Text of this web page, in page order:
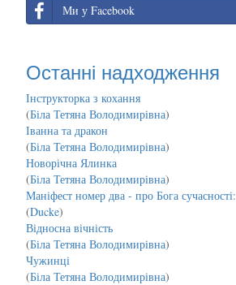
Ми у Facebook
Останні надходження
Інструкторка з кохання
(Біла Тетяна Володимирівна)
Іванна та дракон
(Біла Тетяна Володимирівна)
Новорічна Ялинка
(Біла Тетяна Володимирівна)
Маніфест номер два - про Бога сучасності:
(Ducke)
Відносна вічність
(Біла Тетяна Володимирівна)
Чужинці
(Біла Тетяна Володимирівна)